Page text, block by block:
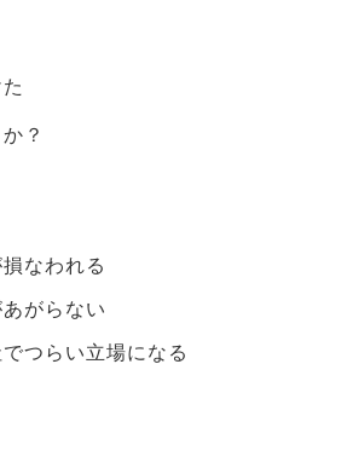
？
なわれる
がらない
つらい立場になる